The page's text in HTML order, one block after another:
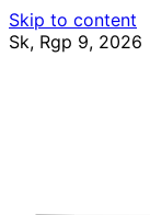
Skip to content
Sk, Rgp 9, 2026